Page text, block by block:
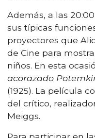
Además, a las
sus típicas
proyectores que
de Cine para
niños. En esta
acorazado
(1925). La película
del crítico,
Meiggs.